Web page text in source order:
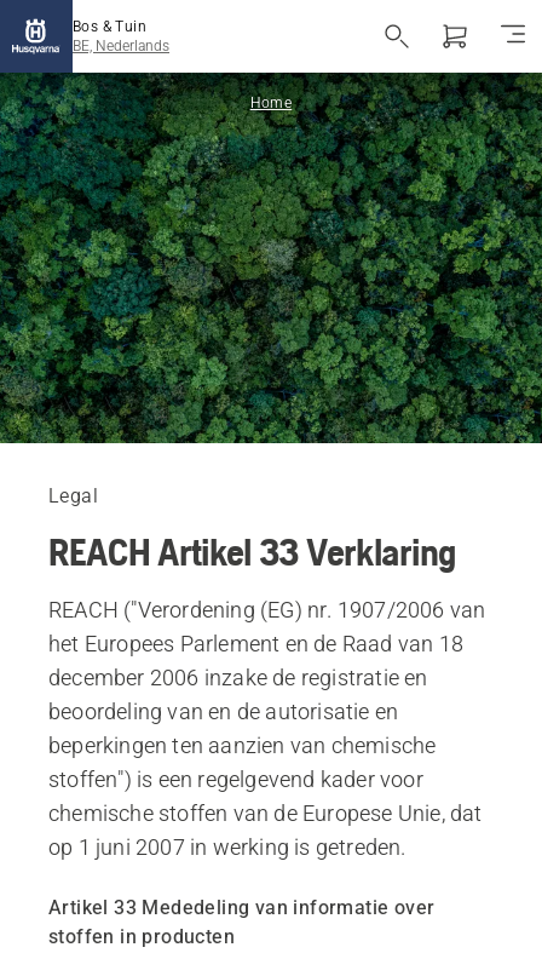
Bos & Tuin
BE, Nederlands
Home
Legal
REACH Artikel 33 Verklaring
REACH ("Verordening (EG) nr. 1907/2006 van
het Europees Parlement en de Raad van 18
december 2006 inzake de registratie en
beoordeling van en de autorisatie en
beperkingen ten aanzien van chemische
stoffen") is een regelgevend kader voor
chemische stoffen van de Europese Unie, dat
op 1 juni 2007 in werking is getreden.
Artikel 33 Mededeling van informatie over
stoffen in producten